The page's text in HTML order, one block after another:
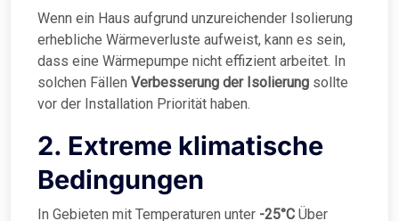
Wenn ein Haus aufgrund unzureichender Isolierung
erhebliche Wärmeverluste aufweist, kann es sein,
dass eine Wärmepumpe nicht effizient arbeitet. In
solchen Fällen Verbesserung der Isolierung sollte
vor der Installation Priorität haben.
2. Extreme klimatische
Bedingungen
In Gebieten mit Temperaturen unter -25°C Über